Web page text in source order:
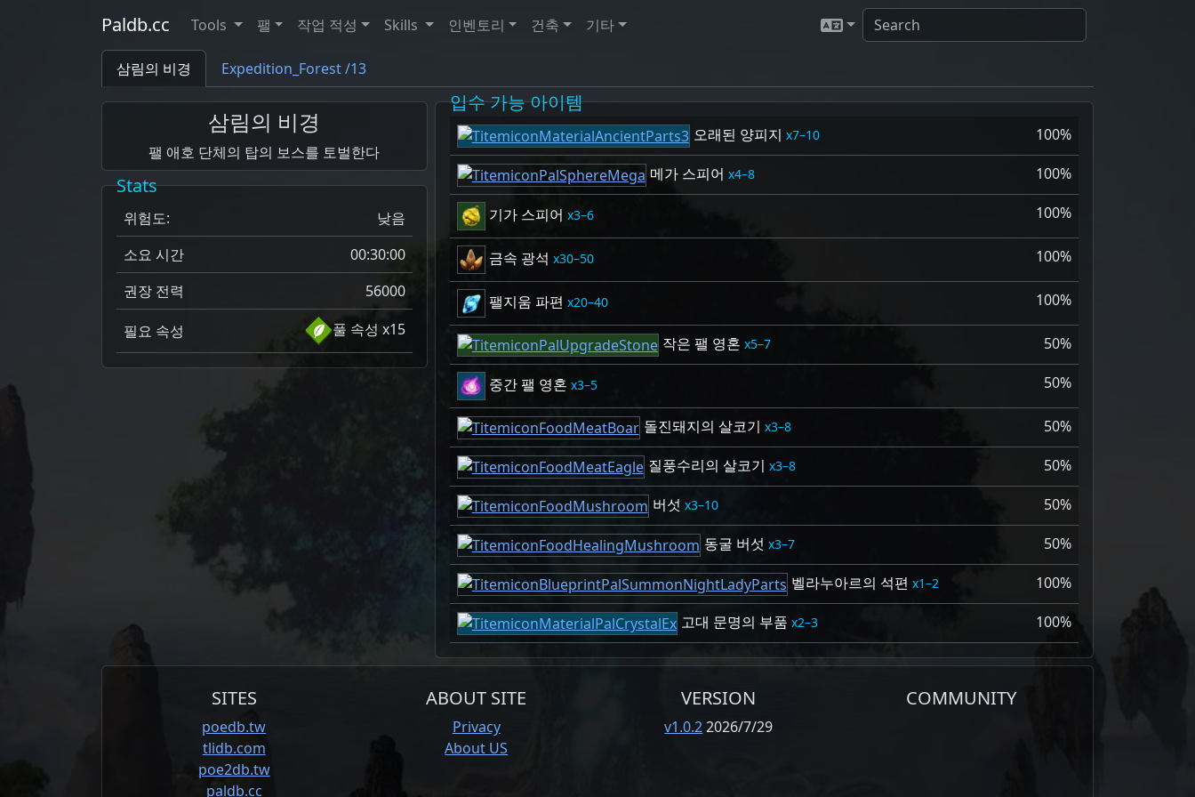
Paldb.cc Tools 팰 작업 적성 Skills 인벤토리 건축 기타
삼림의 비경 Expedition_Forest /13
삼림의 비경
팰 애호 단체의 탑의 보스를 토벌한다
Stats
위험도:
낮음
소요 시간
00:30:00
권장 전력
56000
필요 속성 풀 속성 x15
입수 가능 아이템
오래된 양피지 7–10
100%
메가 스피어
4–8 100%
기가 스피어 3–6 100%
금속 광석 30–50 100%
팰지움 파편 20–40 100%
작은 팰 영혼 5–7 50%
중간 팰 영혼 3–5 50%
돌진돼지의 살코기 3–8
50%
질풍수리의 살코기
3–8
50%
버섯
3–10
50%
동굴 버섯
3–7
50%
벨라누아르의 석편
1–2
100%
고대 문명의 부품
2–3 100%
SITES
poedb.tw
tlidb.com
poe2db.tw
paldb.cc
ABOUT SITE
Privacy
About US
VERSION
v1.0.22026/7/29
COMMUNITY